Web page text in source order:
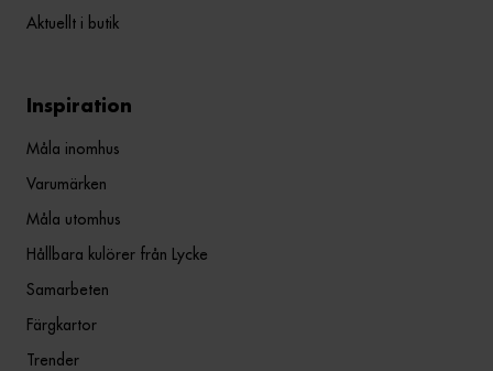
Aktuellt i butik
Inspiration
Måla inomhus
Varumärken
Måla utomhus
Hållbara kulörer från Lycke
Samarbeten
Färgkartor
Trender